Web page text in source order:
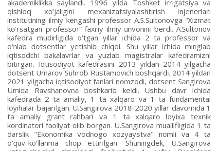
akademiklikka saylandi. 1996 yilda Toshket irrigatsiya va
qishloq xo‘jaligini mexanizatsiyalashtirish injenerlari
institutining ilmiy kengashi professor A.S.Sultonovga “Xizmat
ko‘rsatgan professor” faxriy ilmiy unvonini berdi. A.Sultonov
kafedra mudirligida o‘tgan yillar ichida 2 ta professor va
o‘nlab dotsentlar yetishib chiqdi. Shu yillar ichida minglab
iqtisodchi bakalavrlar va yuzlab magistralar kafedramizni
bitirgan. Iqtisodiyot kafedrasini 2013 yildan 2014 yilgacha
dotsent Umarov Suhrob Rustamovich boshqardi. 2014 yildan
2021 yilgacha iqtisodiyot fanlari nomzodi, dotsent Sangirova
Umida Ravshanovna boshkarib keldi. Ushbu davr ichida
kafedrada 2 ta amaliy, 1 ta xalqaro va 1 ta fundamental
loyihalar bajarilgan. U.Sangirova 2018-2020 yillar davomida 1
ta amaliy grant rahbari va 1 ta xalqaro loyixa texnik
kordinatori faoliyat olib borgan. U.Sangirova muallifligida 1 ta
darslik "Ekonomika vodnogo xozyaystva" nomli va 4 ta
o‘quv-ko‘llanma chop ettirilgan. Shuningdek, U.Sangirova